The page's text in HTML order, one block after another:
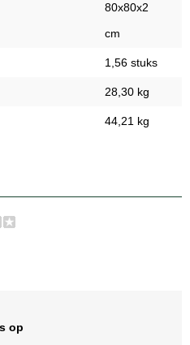
80x80x2
cm
1,56 stuks
28,30 kg
44,21 kg
op